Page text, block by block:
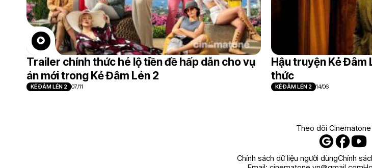
Trailer chính thức hé lộ tiền đề hấp dẫn cho vụ
án mới trong Kẻ Đâm Lén 2
KẺ ĐÂM LÉN 2 07/11
Hậu truyện Kẻ Đâm
thức
KẺ ĐÂM LÉN 2 14/06
Theo dõi
Chính sách dữ liệu người dùngChính